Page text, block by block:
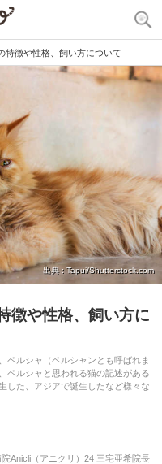
特徴や性格、飼い方について
出典 : Tapui/Shutterstock.com
徴や性格、飼い方に
ペルシャ（ペルシャンとも呼ばれま
ペルシャと思われる猫の記述がある
した、アジアで誕生したなど様々な
Anicli（アニクリ）24 三宅亜希院長